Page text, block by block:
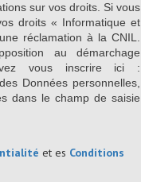
sur vos droits. Si vous
droits « Informatique et
réclamation à la CNIL.
au démarchage
vous inscrire ici :
Données personnelles,
dans le champ de saisie
et es Conditions